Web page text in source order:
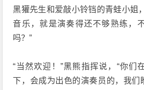
黑獾先生和爱敲小铃铛的青蛙小姐
音乐，就是演奏得还不够熟练，
吗？”
“当然欢迎！”黑熊指挥说，“你们
下，会成为出色的演奏员的，我们